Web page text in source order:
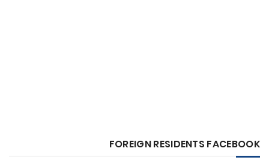
FOREIGN RESIDENTS FACEBOOK